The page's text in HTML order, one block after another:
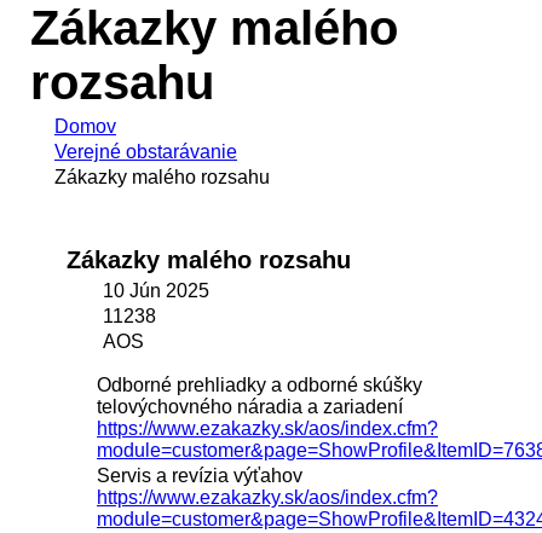
Zákazky malého
rozsahu
Domov
Verejné obstarávanie
Zákazky malého rozsahu
Zákazky malého rozsahu
10 Jún 2025
11238
AOS
Odborné prehliadky a odborné skúšky
telovýchovného náradia a zariadení
https://www.ezakazky.sk/aos/index.cfm?
Servis a revízia výťahov
https://www.ezakazky.sk/aos/index.cfm?